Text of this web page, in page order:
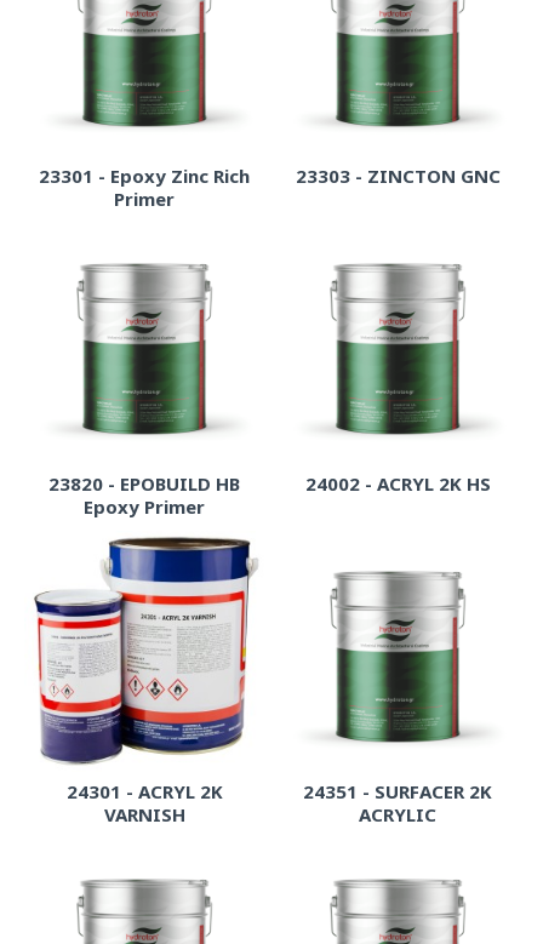
23301 - Epoxy Zinc Rich
Primer
23303 - ZINCTON GNC
23820 - EPOBUILD HB
Epoxy Primer
24002 - ACRYL 2K HS
24301 - ACRYL 2K
VARNISH
24351 - SURFACER 2K
ACRYLIC